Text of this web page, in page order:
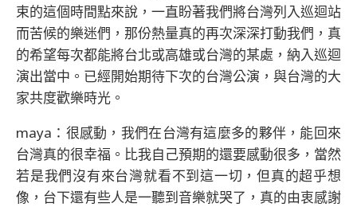
束的這個時間點來說，一直盼著我們將台灣列入巡迴站
而苦候的樂迷們，那份熱量真的再次深深打動我們，真
的希望每次都能將台北或高雄或台灣的某處，納入巡迴
演出當中。已經開始期待下次的台灣公演，與台灣的大
家共度歡樂時光。
maya：很感動，我們在台灣有這麼多的夥伴，能回來
台灣真的很幸福。比我自己預期的還要感動很多，當然
若是我們沒有來台灣就看不到這一切，但真的超乎想
像，台下還有些人是一聽到音樂就哭了，真的由衷感謝